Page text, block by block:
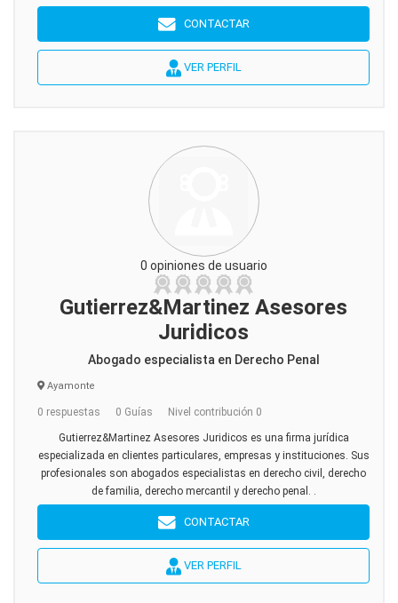
CONTACTAR
VER PERFIL
0 opiniones de usuario
Gutierrez&Martinez Asesores
Juridicos
Abogado especialista en Derecho Penal
Ayamonte
0 respuestas 0 Guías Nivel contribución 0
Gutierrez&Martinez Asesores Juridicos es una firma jurídica
especializada en clientes particulares, empresas y instituciones. Sus
profesionales son abogados especialistas en derecho civil, derecho
de familia, derecho mercantil y derecho penal. .
CONTACTAR
VER PERFIL